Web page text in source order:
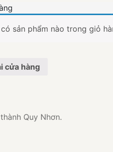
sản phẩm nào trong giỏ
cửa hàng
Quy Nhơn.